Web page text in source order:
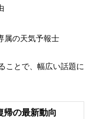
属の天気予報士
ことで、幅広い話題に
帰の最新動向